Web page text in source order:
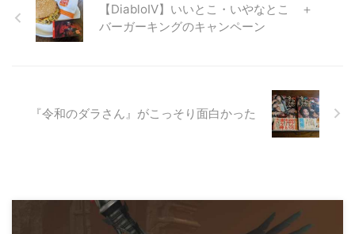
【DiabloⅣ】いいとこ・いやなとこ ＋
バーガーキングのキャンペーン
『令和のダラさん』がこっそり面白かった